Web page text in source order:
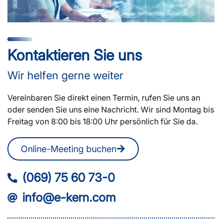
Kontaktieren Sie uns
Wir helfen gerne weiter
Vereinbaren Sie direkt einen Termin, rufen Sie uns an
oder senden Sie uns eine Nachricht. Wir sind Montag bis
Freitag von 8:00 bis 18:00 Uhr persönlich für Sie da.
Online-Meeting buchen
(069) 75 60 73-0
info@e-kern.com